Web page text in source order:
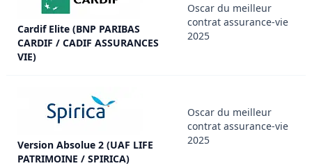
Cardif Elite (BNP PARIBAS
CARDIF / CADIF ASSURANCES
VIE)
Oscar du meilleur
contrat assurance-vie
2025
Version Absolue 2 (UAF LIFE
PATRIMOINE / SPIRICA)
Oscar du meilleur
contrat assurance-vie
2025